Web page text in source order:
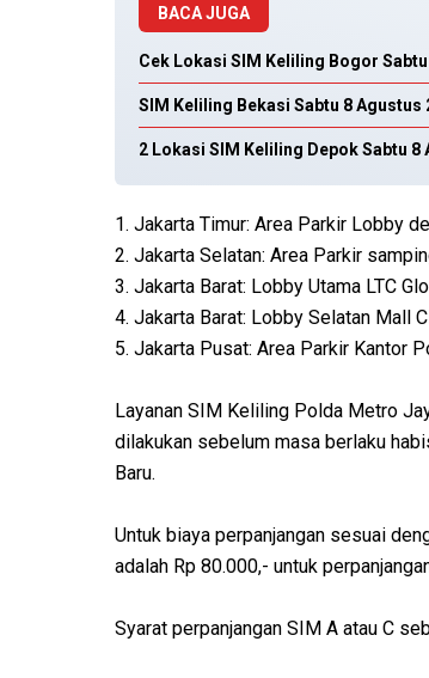
BACA JUGA
Cek Lokasi SIM Keliling Bogor
SIM Keliling Bekasi Sabtu 8 Agustus
2 Lokasi SIM Keliling Depok Sabtu 8
1. Jakarta Timur: Area Parkir Lobby
2. Jakarta Selatan: Area Parkir
3. Jakarta Barat: Lobby Utama LTC
4. Jakarta Barat: Lobby Selatan Mall
5. Jakarta Pusat: Area Parkir Kantor
Layanan SIM Keliling Polda Metro
dilakukan sebelum masa berlaku
Baru.
Untuk biaya perpanjangan sesuai
adalah Rp 80.000,- untuk
Syarat perpanjangan SIM A atau C